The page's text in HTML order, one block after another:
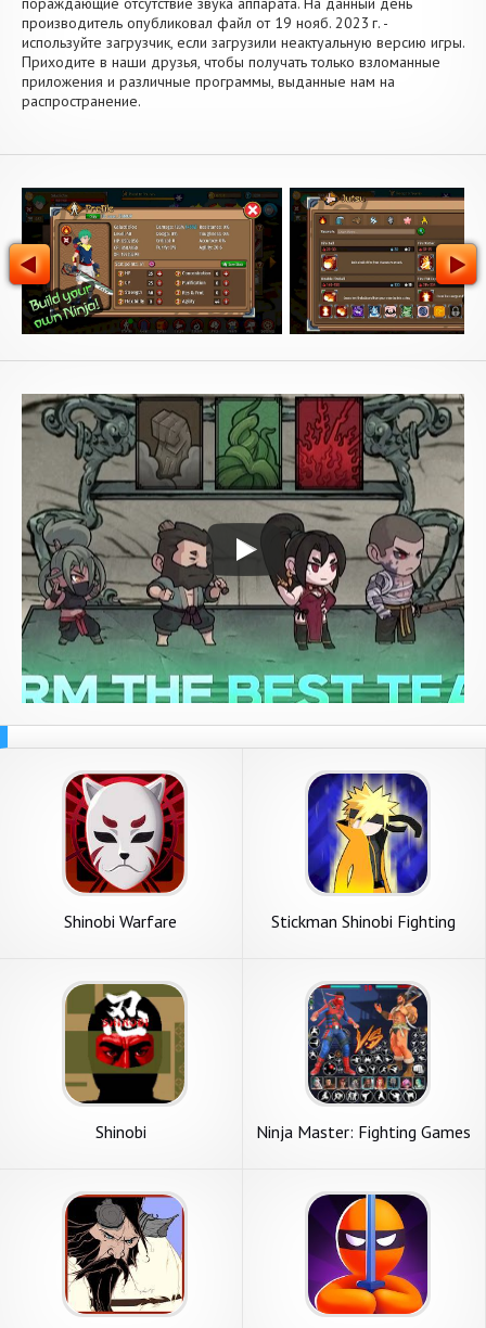
производитель опубликовал файл от 19 нояб. 2023 г. -
используйте загрузчик, если загрузили неактуальную версию игры.
Приходите в наши друзья, чтобы получать только взломанные
приложения и различные программы, выданные нам на
распространение.
Shinobi Warfare Stickman Shinobi Fighting
Shinobi Ninja Master: Fighting Games